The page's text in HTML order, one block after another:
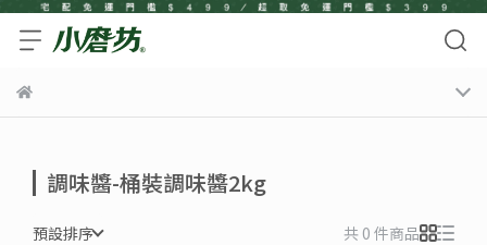
調味醬-桶裝調味醬2kg
預設排序 共 0 件商品